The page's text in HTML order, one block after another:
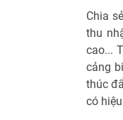
Chia
thu
cao...
cảng
thúc
có